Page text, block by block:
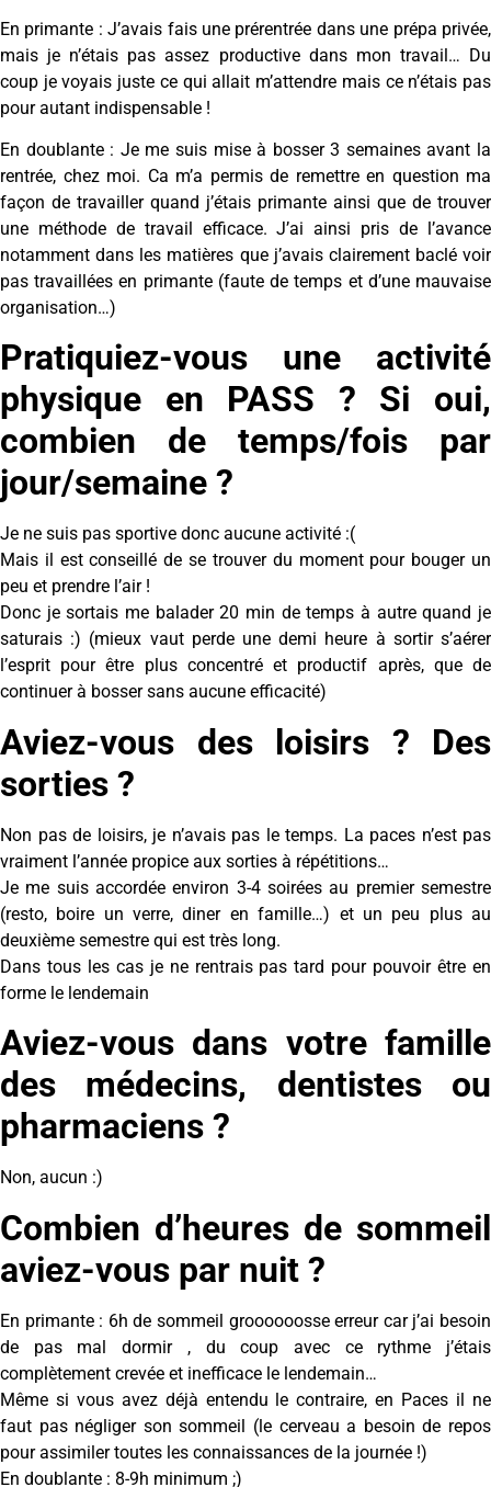
En primante : J’avais fais une prérentrée dans une prépa privée,
mais je n’étais pas assez productive dans mon travail… Du
coup je voyais juste ce qui allait m’attendre mais ce n’étais pas
pour autant indispensable !
En doublante : Je me suis mise à bosser 3 semaines avant la
rentrée, chez moi. Ca m’a permis de remettre en question ma
façon de travailler quand j’étais primante ainsi que de trouver
une méthode de travail efficace. J’ai ainsi pris de l’avance
notamment dans les matières que j’avais clairement baclé voir
pas travaillées en primante (faute de temps et d’une mauvaise
organisation…)
Pratiquiez-vous une activité
physique en PASS ? Si oui,
combien de temps/fois par
jour/semaine ?
Je ne suis pas sportive donc aucune activité :(
Mais il est conseillé de se trouver du moment pour bouger un
peu et prendre l’air !
Donc je sortais me balader 20 min de temps à autre quand je
saturais :) (mieux vaut perde une demi heure à sortir s’aérer
l’esprit pour être plus concentré et productif après, que de
continuer à bosser sans aucune efficacité)
Aviez-vous des loisirs ? Des
sorties ?
Non pas de loisirs, je n’avais pas le temps. La paces n’est pas
vraiment l’année propice aux sorties à répétitions…
Je me suis accordée environ 3-4 soirées au premier semestre
(resto, boire un verre, diner en famille…) et un peu plus au
deuxième semestre qui est très long.
Dans tous les cas je ne rentrais pas tard pour pouvoir être en
forme le lendemain
Aviez-vous dans votre famille
des médecins, dentistes ou
pharmaciens ?
Non, aucun :)
Combien d’heures de sommeil
aviez-vous par nuit ?
En primante : 6h de sommeil groooooosse erreur car j’ai besoin
de pas mal dormir , du coup avec ce rythme j’étais
complètement crevée et inefficace le lendemain…
Même si vous avez déjà entendu le contraire, en Paces il ne
faut pas négliger son sommeil (le cerveau a besoin de repos
pour assimiler toutes les connaissances de la journée !)
En doublante : 8-9h minimum ;)